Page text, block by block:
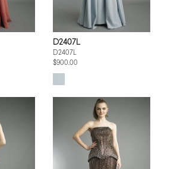
D2407L
D2407L
$900.00